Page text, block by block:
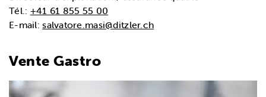
Tél.: +41 61 855 55 00
E-mail:salvatore.masi@ditzler.ch
Vente Gastro